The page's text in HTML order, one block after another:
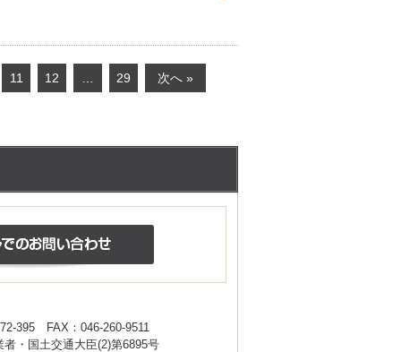
11 12 29 次へ »
395
FAX：046-260-9511
・国土交通大臣(2)第6895号